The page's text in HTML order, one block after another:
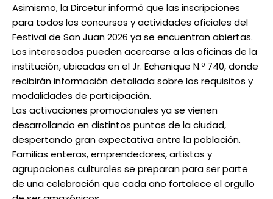
Asimismo, la Dircetur informó que las inscripciones
para todos los concursos y actividades oficiales del
Festival de San Juan 2026 ya se encuentran abiertas.
Los interesados pueden acercarse a las oficinas de la
institución, ubicadas en el Jr. Echenique N.º 740, donde
recibirán información detallada sobre los requisitos y
modalidades de participación.
Las activaciones promocionales ya se vienen
desarrollando en distintos puntos de la ciudad,
despertando gran expectativa entre la población.
Familias enteras, emprendedores, artistas y
agrupaciones culturales se preparan para ser parte
de una celebración que cada año fortalece el orgullo